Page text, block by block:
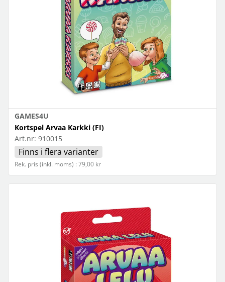
GAMES4U
Kortspel Arvaa Karkki (FI)
Art.nr: 910015
Finns i flera varianter
Rek. pris (inkl. moms) : 79,00 kr